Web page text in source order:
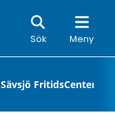
Sök Meny
Sök
Sävsjö FritidsCenter